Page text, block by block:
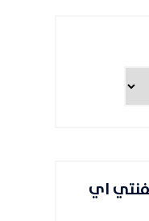
اي